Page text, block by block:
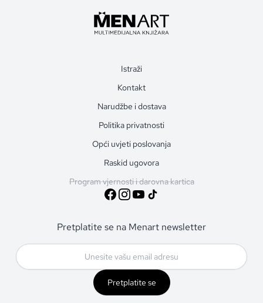
Istraži
Kontakt
Narudžbe i dostava
Politika privatnosti
Opći uvjeti poslovanja
Raskid ugovora
Program vjernosti i darovna kartica
Pretplatite se na Menart newsletter
Pretplatite se